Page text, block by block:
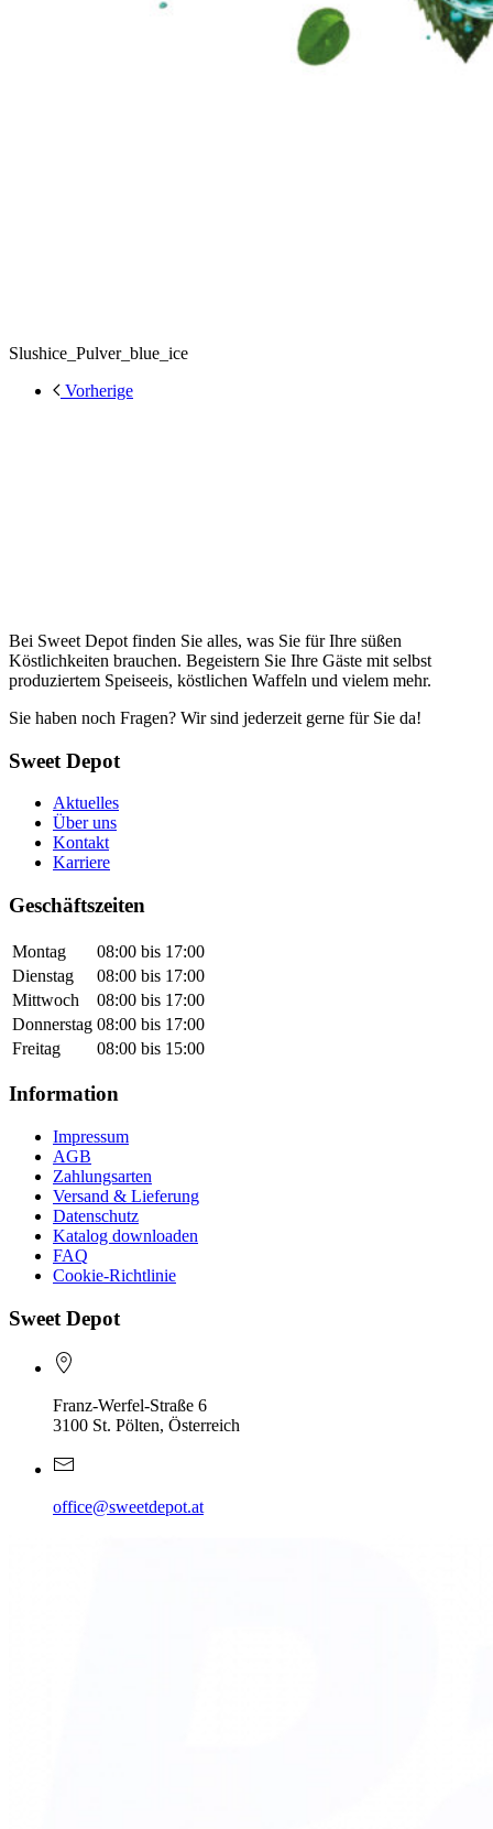
Slushice_Pulver_blue_ice
Vorherige
Bei Sweet Depot finden Sie alles, was Sie für Ihre süßen
Köstlichkeiten brauchen. Begeistern Sie Ihre Gäste mit selbst
produziertem Speiseeis, köstlichen Waffeln und vielem mehr.
Sie haben noch Fragen? Wir sind jederzeit gerne für Sie da!
Sweet Depot
Aktuelles
Über uns
Kontakt
Karriere
Geschäftszeiten
Montag
08:00 bis 17:00
Dienstag
08:00 bis 17:00
Mittwoch
08:00 bis 17:00
Donnerstag 08:00 bis 17:00
Freitag
08:00 bis 15:00
Information
Impressum
AGB
Zahlungsarten
Versand & Lieferung
Datenschutz
Katalog downloaden
FAQ
Cookie-Richtlinie
Sweet Depot
Franz-Werfel-Straße 6
3100 St. Pölten, Österreich
office@sweetdepot.at